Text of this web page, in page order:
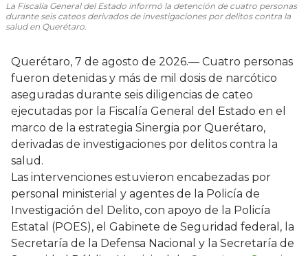
La Fiscalía General del Estado informó la detención de cuatro personas
durante seis cateos derivados de investigaciones por delitos contra la
salud en Querétaro.
Querétaro, 7 de agosto de 2026.— Cuatro personas
fueron detenidas y más de mil dosis de narcótico
aseguradas durante seis diligencias de cateo
ejecutadas por la Fiscalía General del Estado en el
marco de la estrategia Sinergia por Querétaro,
derivadas de investigaciones por delitos contra la
salud.
Las intervenciones estuvieron encabezadas por
personal ministerial y agentes de la Policía de
Investigación del Delito, con apoyo de la Policía
Estatal (POES), el Gabinete de Seguridad federal, la
Secretaría de la Defensa Nacional y la Secretaría de